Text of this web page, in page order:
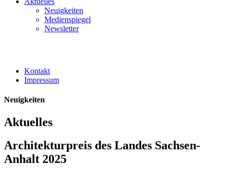
Neuigkeiten
Medienspiegel
Newsletter
Kontakt
Impressum
Neuigkeiten
Aktuelles
Architekturpreis des Landes Sachsen-
Anhalt 2025